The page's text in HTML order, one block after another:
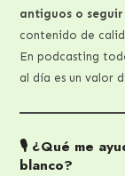
antiguos o
contenido de
En podcasting
al día es un valor
🎙️ ¿Qué me
blanco?